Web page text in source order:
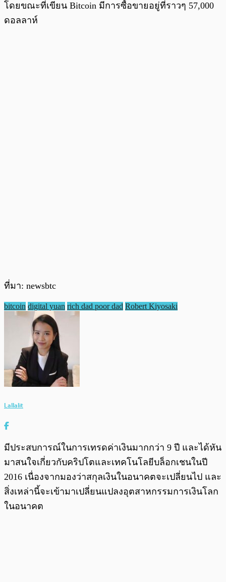
โดยขณะที่เขียน Bitcoin มีการซื้อขายอยู่ที่ราวๆ 57,000
ดอลลาห์
ที่มา: newsbtc
bitcoin digital yuan rich dad poor dad Robert Kiyosaki
Lallalit
มีประสบการณ์ในการเทรดค่าเงินมากกว่า 9 ปี และได้หัน
มาสนใจเกี่ยวกับคริปโตและเทคโนโลยีบล็อกเชนในปี
2016 เนื่องจากมองว่าสกุลเงินในอนาคตจะเปลี่ยนไป และ
สิ่งเหล่านี้จะเข้ามาเปลี่ยนแปลงอุตสาหกรรมการเงินโลก
ในอนาคต